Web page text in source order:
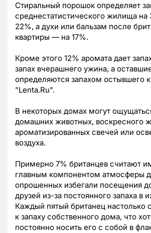
Стиральный порошок определяет
среднестатистического жилища
22%, а духи или бальзам после
квартиры — на 17%.
Кроме этого 12% аромата дает
запах вчерашнего ужина, а
определяются запахом остывшего
"Lenta.Ru".
В некоторых домах могут
домашних животных, воскресного
ароматизированных свечей или
воздуха.
Примерно 7% британцев считают
главным компонентом атмосферы
опрошенных избегали посещения
друзей из-за постоянного запаха в
Каждый пятый британец настолько
к запаху собственного дома, что
постоянно носить его с собой в